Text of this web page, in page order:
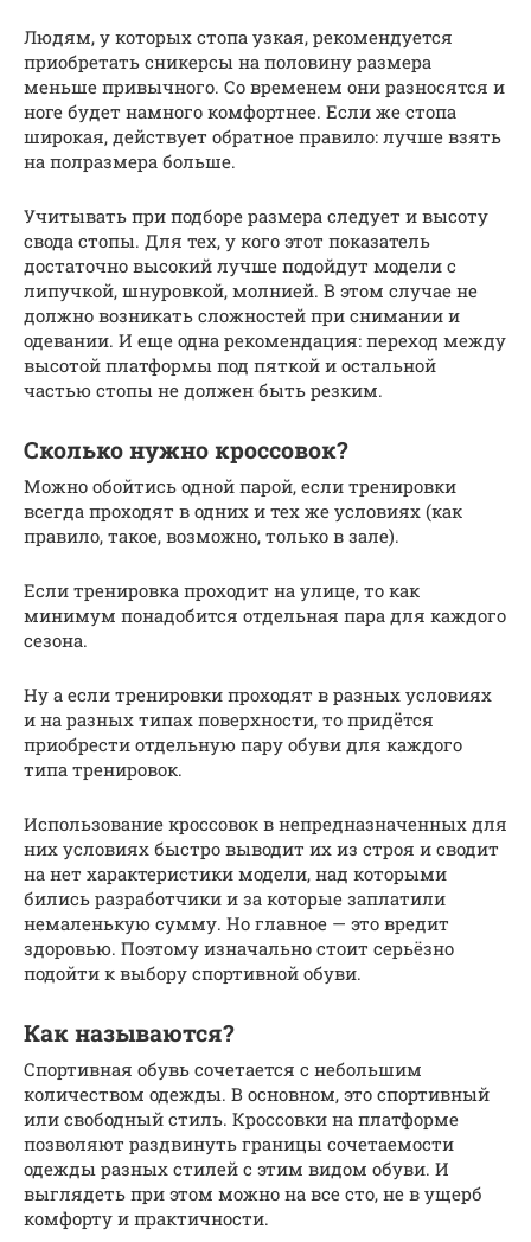
Людям, у которых стопа узкая, рекомендуется
приобретать сникерсы на половину размера
меньше привычного. Со временем они разносятся и
ноге будет намного комфортнее. Если же стопа
широкая, действует обратное правило: лучше взять
на полразмера больше.
Учитывать при подборе размера следует и высоту
свода стопы. Для тех, у кого этот показатель
достаточно высокий лучше подойдут модели с
липучкой, шнуровкой, молнией. В этом случае не
должно возникать сложностей при снимании и
одевании. И еще одна рекомендация: переход между
высотой платформы под пяткой и остальной
частью стопы не должен быть резким.
Сколько нужно кроссовок?
Можно обойтись одной парой, если тренировки
всегда проходят в одних и тех же условиях (как
правило, такое, возможно, только в зале).
Если тренировка проходит на улице, то как
минимум понадобится отдельная пара для каждого
сезона.
Ну а если тренировки проходят в разных условиях
и на разных типах поверхности, то придётся
приобрести отдельную пару обуви для каждого
типа тренировок.
Использование кроссовок в непредназначенных для
них условиях быстро выводит их из строя и сводит
на нет характеристики модели, над которыми
бились разработчики и за которые заплатили
немаленькую сумму. Но главное — это вредит
здоровью. Поэтому изначально стоит серьёзно
подойти к выбору спортивной обуви.
Как называются?
Спортивная обувь сочетается с небольшим
количеством одежды. В основном, это спортивный
или свободный стиль. Кроссовки на платформе
позволяют раздвинуть границы сочетаемости
одежды разных стилей с этим видом обуви. И
выглядеть при этом можно на все сто, не в ущерб
комфорту и практичности.